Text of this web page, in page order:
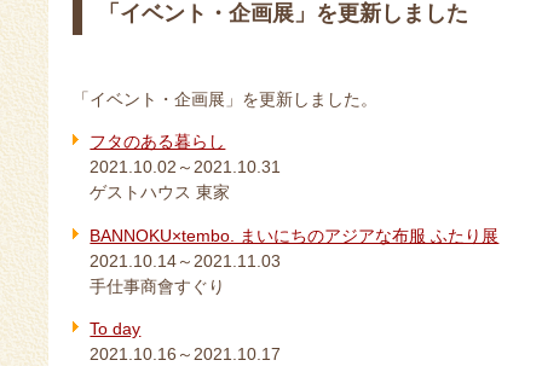
「イベント・企画展」を更新しました
「イベント・企画展」を更新しました。
フタのある暮らし
2021.10.02～2021.10.31
ゲストハウス 東家
BANNOKU×tembo. まいにちのアジアな布服 ふたり展
2021.10.14～2021.11.03
手仕事商會すぐり
To day
2021.10.16～2021.10.17